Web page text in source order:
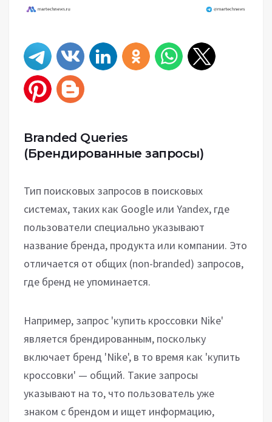
Branded Queries
(Брендированные запросы)
Тип поисковых запросов в поисковых
системах, таких как Google или Yandex, где
пользователи специально указывают
название бренда, продукта или компании. Это
отличается от общих (non-branded) запросов,
где бренд не упоминается.
Например, запрос 'купить кроссовки Nike'
является брендированным, поскольку
включает бренд 'Nike', в то время как 'купить
кроссовки' — общий. Такие запросы
указывают на то, что пользователь уже
знаком с брендом и ищет информацию,